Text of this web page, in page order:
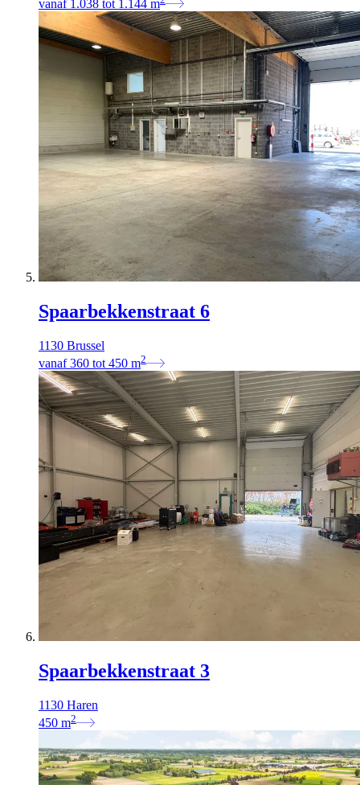
vanaf 1.038 tot 1.144 m
Spaarbekkenstraat 6
1130 Brussel
vanaf 360 tot 450 m2
Spaarbekkenstraat 3
1130 Haren
450 m2